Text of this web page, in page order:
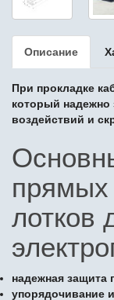
Описание
При прокладке
который
воздействий и
лотков
надежная защита
упорядочивание